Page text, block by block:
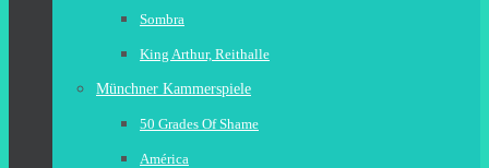
Sombra
King Arthur, Reithalle
Münchner Kammerspiele
50 Grades Of Shame
América